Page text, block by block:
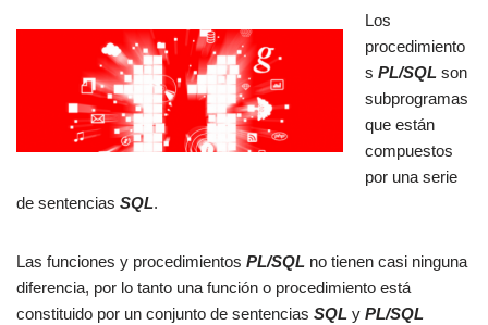
Los
procedimiento
s PL/SQL son
subprogramas
que están
compuestos
por una serie
de sentencias SQL.
Las funciones y procedimientos PL/SQL no tienen casi ninguna
diferencia, por lo tanto una función o procedimiento está
constituido por un conjunto de sentencias SQL y PL/SQL